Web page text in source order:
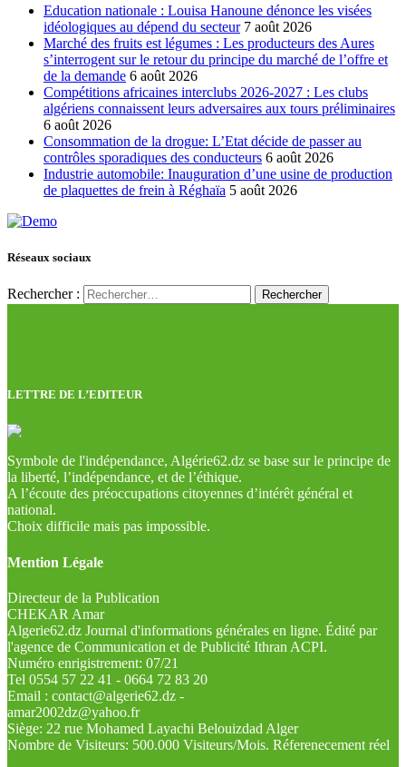
Education nationale : Louisa Hanoune dénonce les visées
idéologiques au dépend du secteur 7 août 2026
Marché des fruits est légumes : Les producteurs des Aures
s’interrogent sur le retour du principe du marché de l’offre et
de la demande 6 août 2026
Compétitions africaines interclubs 2026-2027 : Les clubs
algériens connaissent leurs adversaires aux tours préliminaires
6 août 2026
Consommation de la drogue: L’Etat décide de passer au
contrôles sporadiques des conducteurs 6 août 2026
Industrie automobile: Inauguration d’une usine de production
de plaquettes de frein à Réghaïa 5 août 2026
Réseaux sociaux
Rechercher :
LETTRE DE L’EDITEUR
Symbole de l'indépendance, Algérie62.dz se base sur le principe de
la liberté, l’indépendance, et de l’éthique.
A l’écoute des préoccupations citoyennes d’intérêt général et
national.
Choix difficile mais pas impossible.
Mention Légale
Directeur de la Publication
CHEKAR Amar
Algerie62.dz Journal d'informations générales en ligne. Édité par
l'agence de Communication et de Publicité Ithran ACPI.
Numéro enrigistrement: 07/21
Tel 0554 57 22 41 - 0664 72 83 20
Email : contact@algerie62.dz -
amar2002dz@yahoo.fr
Siège: 22 rue Mohamed Layachi Belouizdad Alger
Nombre de Visiteurs: 500.000 Visiteurs/Mois. Réferenecement réel